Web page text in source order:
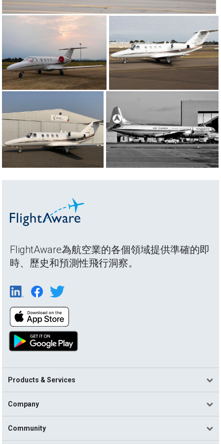
FlightAware為航空業的各個領域提供準確的即
時、歷史和預測性飛行洞察。
Products & Services
Company
Community